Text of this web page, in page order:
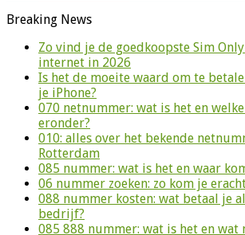
Breaking News
Zo vind je de goedkoopste Sim
internet in 2026
Is het de moeite waard om te
je iPhone?
070 netnummer: wat is het en
eronder?
010: alles over het bekende
Rotterdam
085 nummer: wat is het en waar
06 nummer zoeken: zo kom je
088 nummer kosten: wat betaal je
bedrijf?
085 888 nummer: wat is het en wat